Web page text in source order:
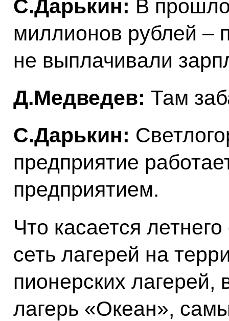
С.Дарькин: В
миллионов рублей –
не выплачивали
Д.Медведев: Там
С.Дарькин:
предприятие
предприятием.
Что касается
сеть лагерей на
пионерских
лагерь «Океан»,